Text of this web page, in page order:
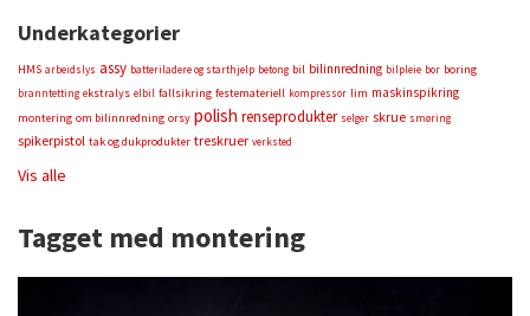
Underkategorier
HMS arbeidslys assy batteriladere og starthjelp betong bil bilinnredning bilpleie bor boring
branntetting ekstralys elbil fallsikring festemateriell kompressor lim maskinspikring
montering om bilinnredning orsy polish renseprodukter selger skrue smøring
spikerpistol tak og dukprodukter treskruer verksted
Vis alle
Tagget med montering